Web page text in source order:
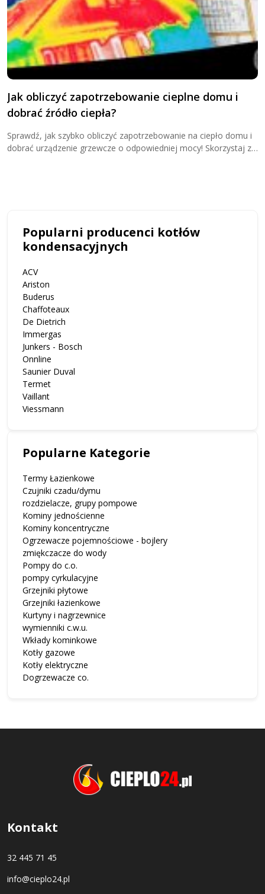
Jak obliczyć zapotrzebowanie cieplne domu i
dobrać źródło ciepła?
Sprawdź, jak szybko obliczyć zapotrzebowanie na ciepło domu i
dobrać urządzenie grzewcze o odpowiedniej mocy! Skorzystaj z
Popularni producenci kotłów
kondensacyjnych
ACV
Ariston
Buderus
Chaffoteaux
De Dietrich
Immergas
Junkers - Bosch
Onnline
Saunier Duval
Termet
Vaillant
Viessmann
Popularne Kategorie
Termy Łazienkowe
Czujniki czadu/dymu
rozdzielacze, grupy pompowe
Kominy jednościenne
Kominy koncentryczne
Ogrzewacze pojemnościowe - bojlery
zmiękczacze do wody
Pompy do c.o.
pompy cyrkulacyjne
Grzejniki płytowe
Grzejniki łazienkowe
Kurtyny i nagrzewnice
wymienniki c.w.u.
Wkłady kominkowe
Kotły gazowe
Kotły elektryczne
Dogrzewacze co.
Kontakt
32 445 71 45
info@cieplo24.pl